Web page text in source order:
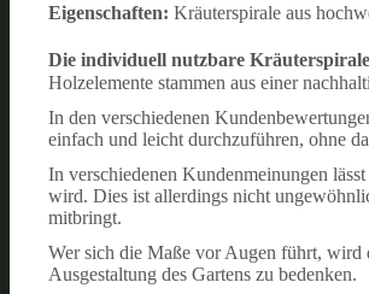
Eigenschaften: Kräuterspirale aus
Die individuell nutzbare
Holzelemente stammen aus einer
In den verschiedenen
einfach und leicht durchzuführen, ohne
In verschiedenen Kundenmeinungen
wird. Dies ist allerdings nicht
mitbringt.
Wer sich die Maße vor Augen führt, wird
Ausgestaltung des Gartens zu bedenken.